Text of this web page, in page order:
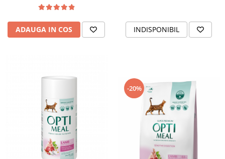
ADAUGA IN COS INDISPONIBIL
-20%